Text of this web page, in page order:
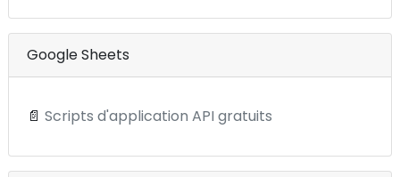
Google Sheets
📄 Scripts d'application API gratuits